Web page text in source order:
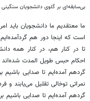
بی‌سابقه‌ای بر گلوی دانشجویان
ما معتقدیم ما دانشجویان باید
است که اینجا دور هم
تا در کنار هم، در کنار همه
احکام حبس طویل المدت شده‌اند
گردهم آمده‌ایم تا صدایی باشیم
نمراتی توخالی تقلیل می‌یابند و
گردهم آمده‌ایم تا صدایی باشیم